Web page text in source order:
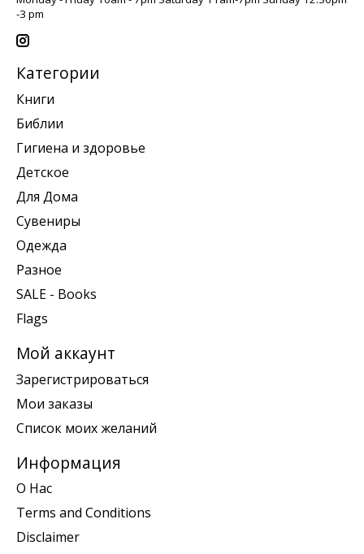
-3 pm
Категории
Книги
Библии
Гигиена и здоровье
Детское
Для Дома
Сувениры
Одежда
Разное
SALE - Books
Flags
Мой аккаунт
Зарегистрироваться
Мои заказы
Список моих желаний
Информация
О Нас
Terms and Conditions
Disclaimer